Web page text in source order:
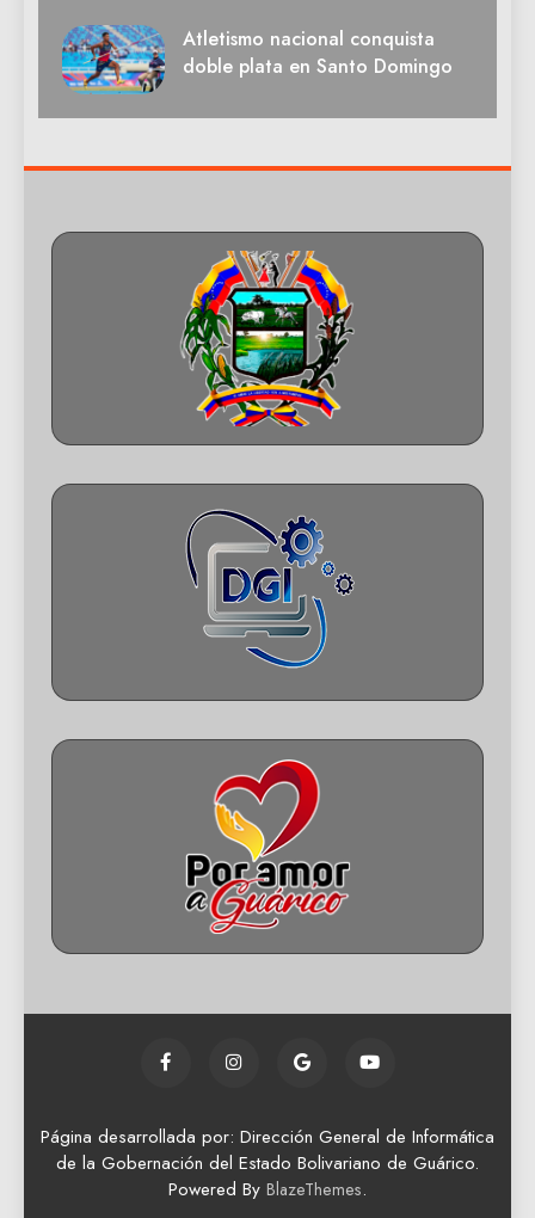
Atletismo nacional conquista
doble plata en Santo Domingo
Página desarrollada por: Dirección General de Informática
de la Gobernación del Estado Bolivariano de Guárico.
Powered By BlazeThemes.